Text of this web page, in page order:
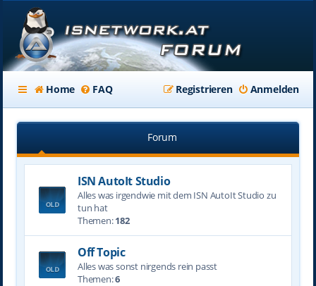
Home FAQ Anmelden
Registrieren
Forum
ISN AutoIt Studio
Alles was irgendwie mit dem ISN AutoIt Studio zu
tun hat
Themen:182
Off Topic
Alles was sonst nirgends rein passt
Themen:6